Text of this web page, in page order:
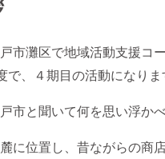
市灘区で地域活動支援コ
で、４期目の活動になりま
市と聞いて何を思い浮か
に位置し、昔ながらの商